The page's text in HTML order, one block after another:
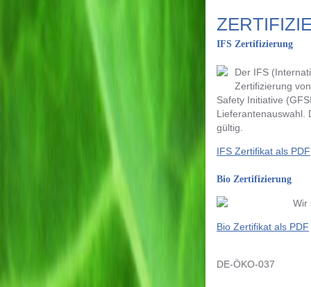
IFS Zertifizierung
Der IFS
Zertifizierung
Safety Initiative
Lieferantenauswahl.
gültig.
IFS Zertifikat als PDF
Bio Zertifizierung
Wir
Bio Zertifikat als PDF
DE-ÖKO-037